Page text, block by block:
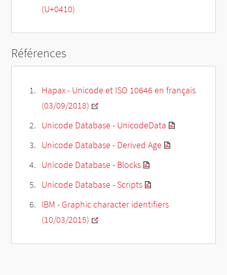
(U+0410)
Références
Hapax - Unicode et ISO 10646 en français
(03/09/2018)
Unicode Database - UnicodeData
Unicode Database - Derived Age
Unicode Database - Blocks
Unicode Database - Scripts
IBM - Graphic character identifiers
(10/03/2015)